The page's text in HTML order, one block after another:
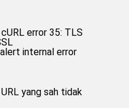
error 35: TLS
internal error
yang sah tidak